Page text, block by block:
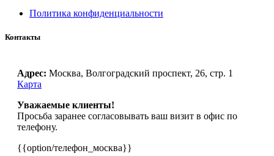
Политика конфиденциальности
Контакты
Адрес: Москва, Волгоградский проспект, 26, стр. 1
Карта
Уважаемые клиенты!
Просьба заранее согласовывать ваш визит в офис по
телефону.
{{option/телефон_москва}}